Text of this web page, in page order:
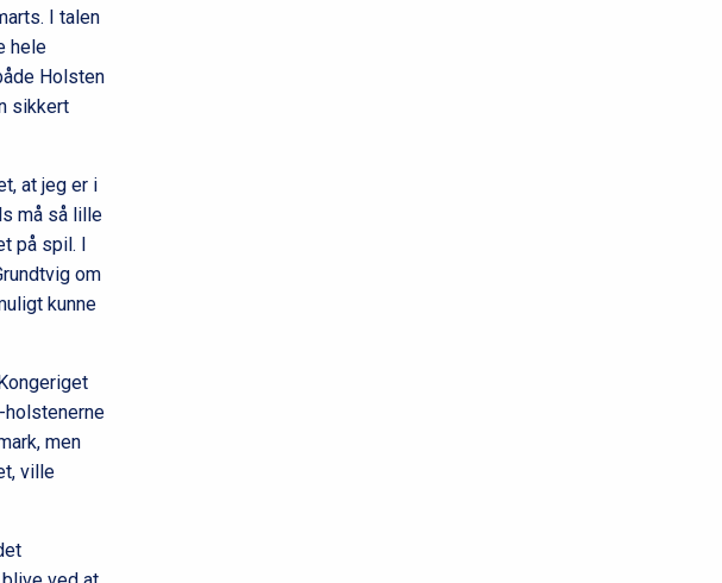
I talen
hele
Holsten
sikkert
at jeg er i
må så lille
på spil. I
om
kunne
men
ville